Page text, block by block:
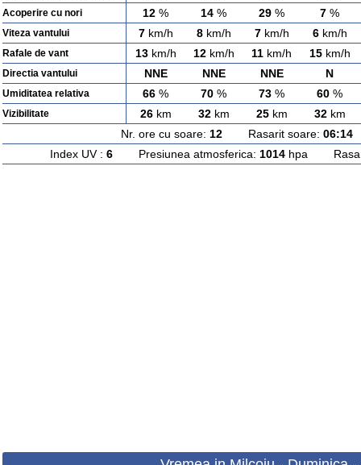
Acoperire cu nori 12 % 14 % 29 % 7 %
Viteza vantului 7km/h 8km/h 7km/h 6km/h
Rafale de vant 13km/h 12km/h 11 km/h 15km/h
Directia vantului NNE NNE NNE N
Umiditatea relativa 66 % 70 % 73 % 60 %
Vizibilitate 26km 32km 25km 32km
Nr. ore cu soare: 12Rasarit soare: 06:14
Index UV : 6Presiunea atmosferica: 1014hpa